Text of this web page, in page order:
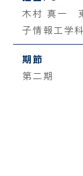
木村 真一
子情報工学
期節
第二期